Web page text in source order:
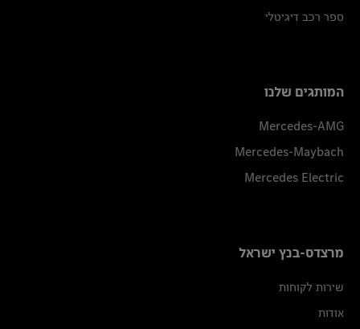
ספר רכב דיגיטלי
המותגים שלנו
Mercedes-AMG
Mercedes-Maybach
Mercedes Electric
מרצדס-בנץ ישראל
שירות לקוחות
אודות